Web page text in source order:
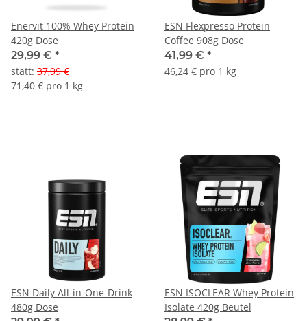
Enervit 100% Whey Protein
420g Dose
29,99 € *
statt: 37,99 €
71,40 € pro 1 kg
ESN Flexpresso Protein
Coffee 908g Dose
41,99 € *
46,24 € pro 1 kg
ESN Daily All-in-One-Drink
480g Dose
ESN ISOCLEAR Whey Protein
Isolate 420g Beutel